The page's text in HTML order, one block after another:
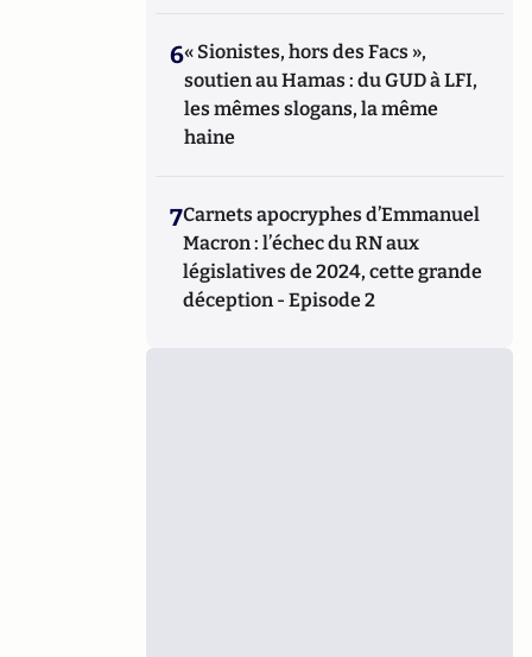
6« Sionistes, hors des Facs »,
soutien au Hamas : du GUD à LFI,
les mêmes slogans, la même
haine
7Carnets apocryphes d’Emmanuel
Macron : l’échec du RN aux
législatives de 2024, cette grande
déception - Episode 2